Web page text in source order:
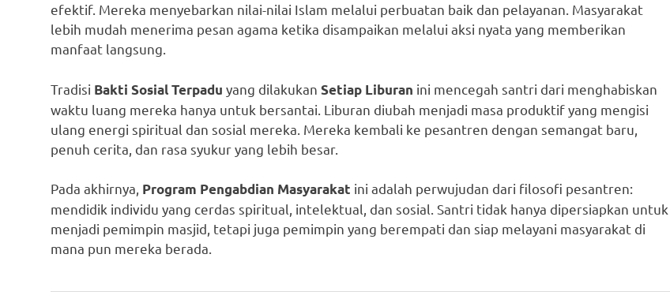
efektif. Mereka menyebarkan nilai-nilai Islam melalui perbuatan baik dan pelayanan. Masyarakat
lebih mudah menerima pesan agama ketika disampaikan melalui aksi nyata yang memberikan
manfaat langsung.
Tradisi Bakti Sosial Terpadu yang dilakukan Setiap Liburan ini mencegah santri dari menghabiskan
waktu luang mereka hanya untuk bersantai. Liburan diubah menjadi masa produktif yang mengisi
ulang energi spiritual dan sosial mereka. Mereka kembali ke pesantren dengan semangat baru,
penuh cerita, dan rasa syukur yang lebih besar.
Pada akhirnya, Program Pengabdian Masyarakat ini adalah perwujudan dari filosofi pesantren:
mendidik individu yang cerdas spiritual, intelektual, dan sosial. Santri tidak hanya dipersiapkan untuk
menjadi pemimpin masjid, tetapi juga pemimpin yang berempati dan siap melayani masyarakat di
mana pun mereka berada.